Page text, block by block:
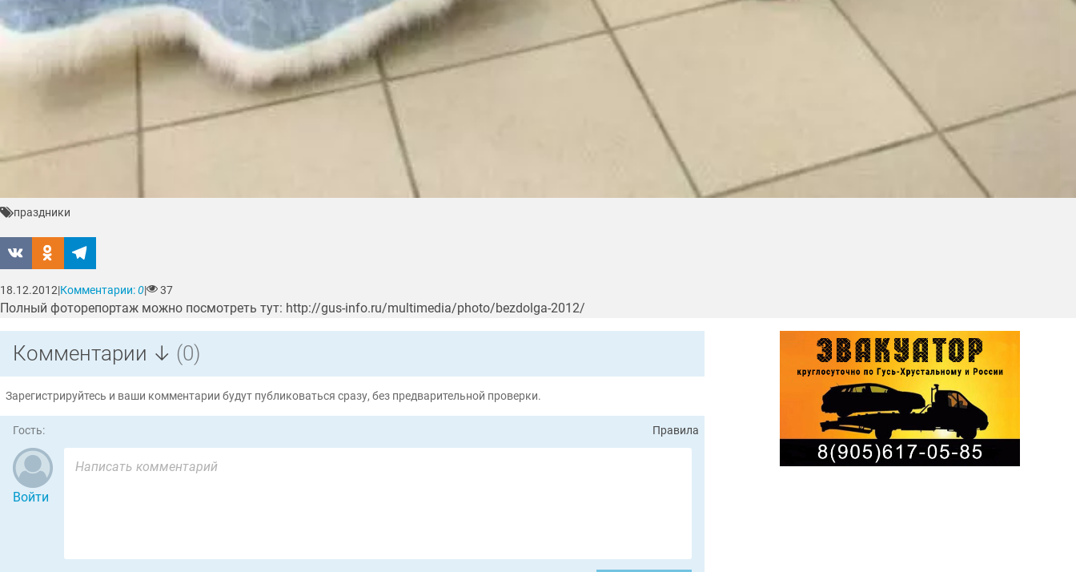
праздники
18.12.2012|Комментарии:0| 37
Полный фоторепортаж можно посмотреть тут: http://gus-info.ru/multimedia/photo/bezdolga-2012/
Комментарии ↓ (0)
Зарегистрируйтесь и ваши комментарии будут публиковаться сразу, без предварительной проверки.
Гость: Правила
Войти